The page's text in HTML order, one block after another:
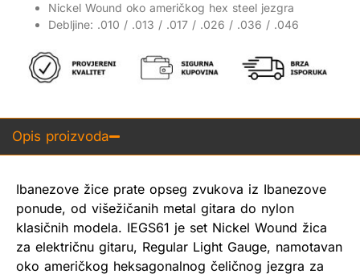
Nickel Wound oko američkog hex steel jezgra
Debljine: .010 / .013 / .017 / .026 / .036 / .046
Opis proizvoda
Ibanezove žice prate opseg zvukova iz Ibanezove
ponude, od višežičanih metal gitara do nylon
klasičnih modela. IEGS61 je set Nickel Wound žica
za električnu gitaru, Regular Light Gauge, namotavan
oko američkog heksagonalnog čeličnog jezgra za